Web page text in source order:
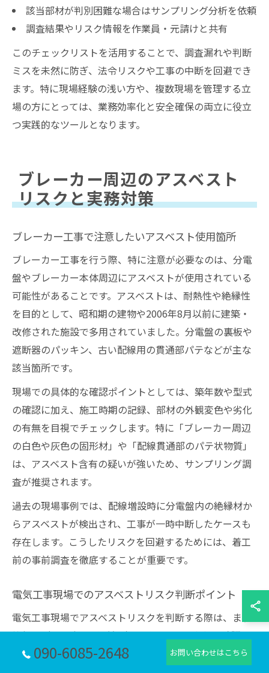
該当部材が判別困難な場合はサンプリング分析を依頼
調査結果やリスク情報を作業員・元請けと共有
このチェックリストを活用することで、調査漏れや判断
ミスを未然に防ぎ、法令リスクや工事の中断を回避でき
ます。特に現場経験の浅い方や、複数現場を管理する立
場の方にとっては、業務効率化と安全確保の両立に役立
つ実践的なツールとなります。
ブレーカー周辺のアスベスト
リスクと実務対策
ブレーカー工事で注意したいアスベスト使用箇所
ブレーカー工事を行う際、特に注意が必要なのは、分電
盤やブレーカー本体周辺にアスベストが使用されている
可能性があることです。アスベストは、耐熱性や絶縁性
を目的として、昭和期の建物や2006年8月以前に建築・
改修された施設で多用されていました。分電盤の裏板や
遮断器のパッキン、古い配線用の貫通部パテなどが主な
該当箇所です。
現場での具体的な確認ポイントとしては、築年数や型式
の確認に加え、施工時期の記録、部材の外観変色や劣化
の有無を目視でチェックします。特に「ブレーカー周辺
の白色や灰色の固形材」や「配線貫通部のパテ状物質」
は、アスベスト含有の疑いが強いため、サンプリング調
査が推奨されます。
過去の現場事例では、配線増設時に分電盤内の絶縁材か
らアスベストが検出され、工事が一時中断したケースも
存在します。こうしたリスクを回避するためには、着工
前の事前調査を徹底することが重要です。
電気工事現場でのアスベストリスク判断ポイント
電気工事現場でアスベストリスクを判断する際は、まず
築年数（2006年8月以前か）と改修履歴の有無を確認し
ます。アスベスト事前調査の義務が生じるかどうかは、
090-6085-2648 お問い合わせはこちら